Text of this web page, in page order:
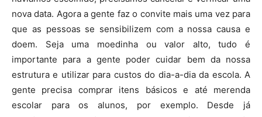
nova data. Agora a gente faz o convite mais uma vez para
que as pessoas se sensibilizem com a nossa causa e
doem. Seja uma moedinha ou valor alto, tudo é
importante para a gente poder cuidar bem da nossa
estrutura e utilizar para custos do dia-a-dia da escola. A
gente precisa comprar itens básicos e até merenda
escolar para os alunos, por exemplo. Desde já